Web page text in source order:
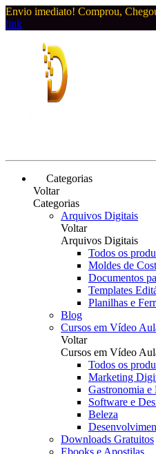
Envio imediato! Comprou,
link
Categorias
Voltar
Categorias
Arquivos Digitais
Voltar
Arquivos Digitais
Todos os
Moldes de
Documentos
Templates
Planilhas e
Blog
Cursos em Vídeo
Voltar
Cursos em Vídeo
Todos os
Marketing
Gastronomia e
Software e
Beleza
Downloads Gratuitos
Ebooks e Apostilas